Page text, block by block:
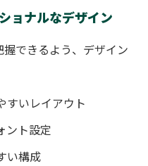
ョナルなデザイン
できるよう、デザイン
すいレイアウト
ント設定
い構成